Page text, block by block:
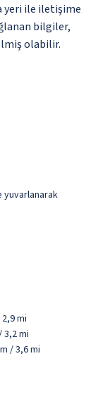
yeri ile iletişime
bilgiler,
olabilir.
yuvarlanarak
mi
3,2 mi
/ 3,6 mi